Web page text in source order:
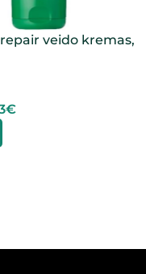
veido kremas,
€